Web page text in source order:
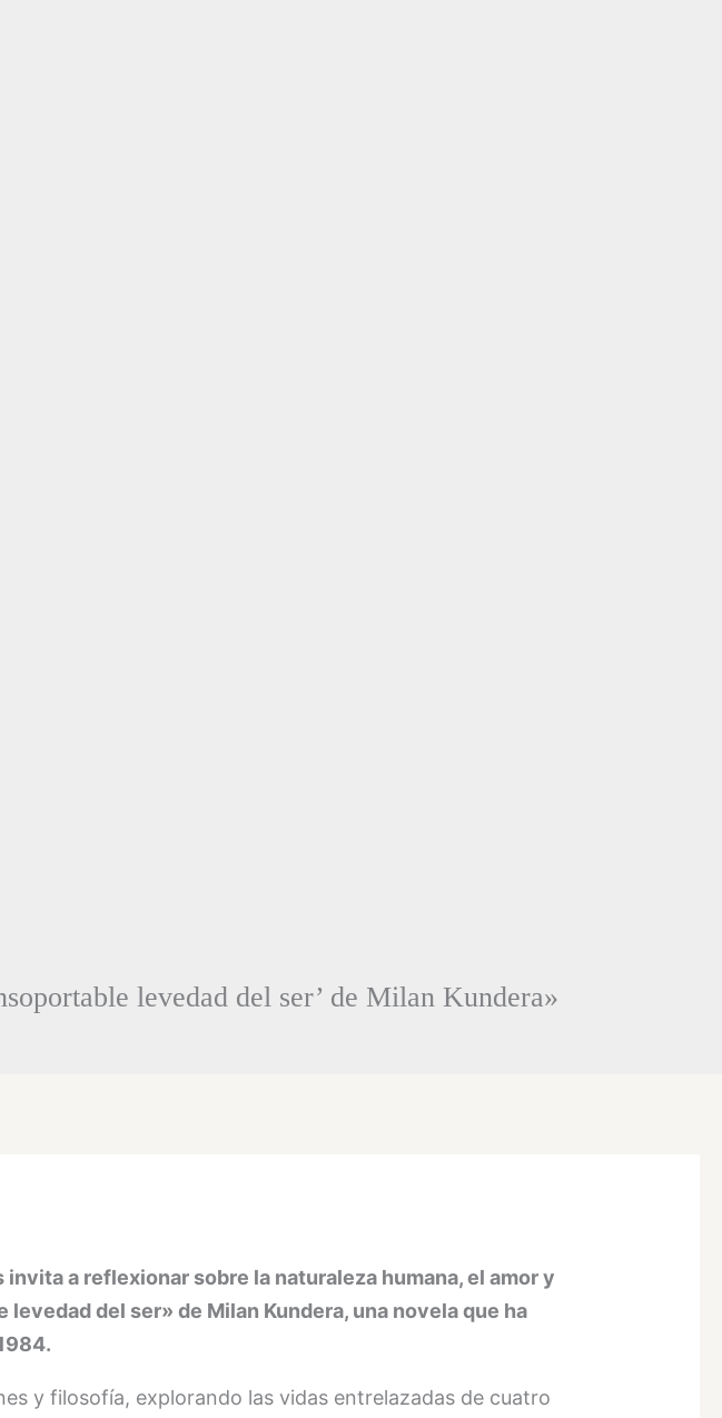
levedad del ser’ de Milan Kundera»
a reflexionar sobre la naturaleza humana, el amor y
del ser» de Milan Kundera, una novela que ha
y filosofía, explorando las vidas entrelazadas de cuatro